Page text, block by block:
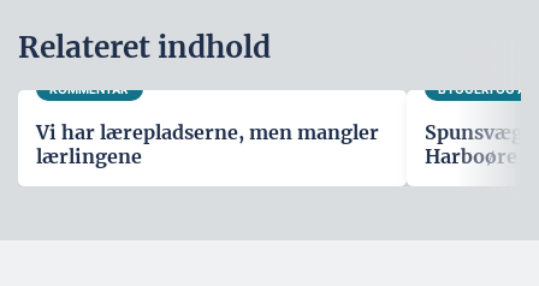
Relateret indhold
KOMMENTAR
Vi har lærepladserne, men mangler
lærlingene
BYGGERI OG
Spunsvæg
Harboøre